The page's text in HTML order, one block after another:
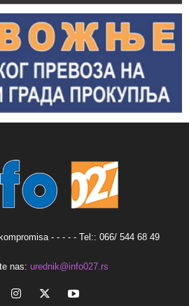
- - - - - Tel:: 066/ 544 68 49
nas: urednik@info027.rs